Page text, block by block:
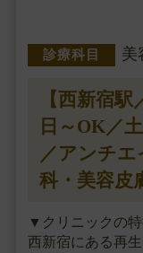
診療科目 美
【西新宿
日～OK／
／アンチ
科・美容
▼クリニックの
西新宿にある再